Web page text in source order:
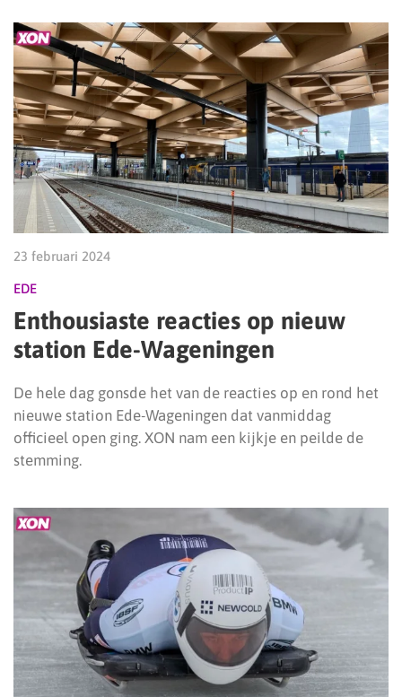
23 februari 2024
EDE
Enthousiaste reacties op nieuw
station Ede-Wageningen
De hele dag gonsde het van de reacties op en rond het
nieuwe station Ede-Wageningen dat vanmiddag
officieel open ging. XON nam een kijkje en peilde de
stemming.